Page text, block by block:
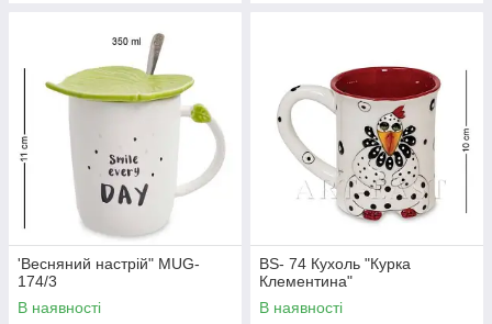
'Весняний настрій" MUG-
174/3
В наявності
BS- 74 Кухоль "Курка
Клементина"
В наявності